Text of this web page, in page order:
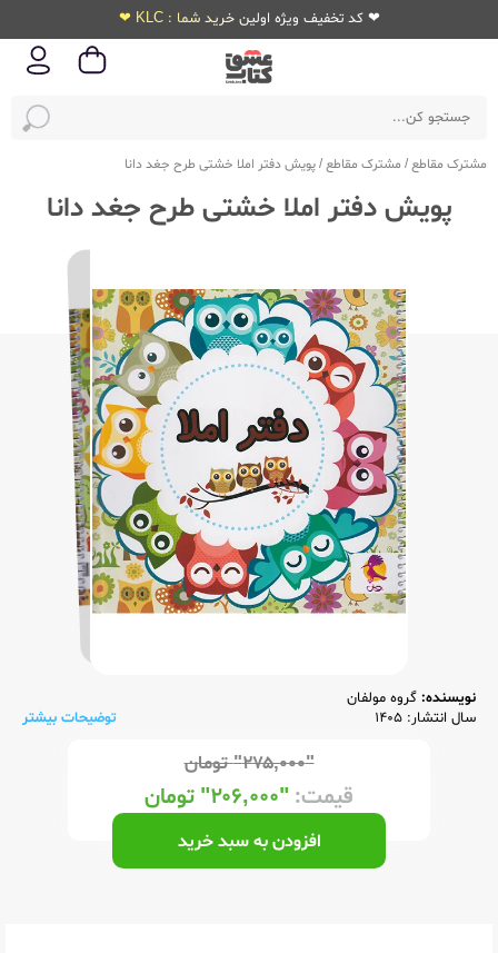
❤ کد تخفیف ویژه اولین خرید شما : KLC ❤
مشترک مقاطع/ مشترک مقاطع/پویش دفتر املا خشتی طرح جغد دانا
پویش دفتر املا خشتی طرح جغد دانا
نویسنده: گروه مولفان
سال انتشار: 1405
توضیحات بیشتر
"۲۷۵,۰۰۰" تومان
قیمت: "۲۰۶,۰۰۰" تومان
افزودن به سبد خرید